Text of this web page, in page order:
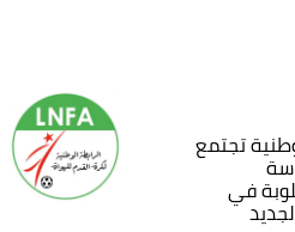
تجتمع
في